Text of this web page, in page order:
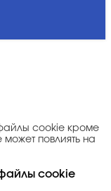
cookie кроме
повлиять на
cookie